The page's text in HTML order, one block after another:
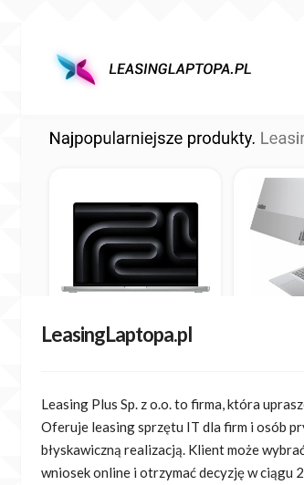
LeasingLaptopa.pl
Leasing Plus Sp. z o.o. to firma, która
Oferuje leasing sprzętu IT dla firm i osób
błyskawiczną realizacją. Klient może
wniosek online i otrzymać decyzję w ciągu